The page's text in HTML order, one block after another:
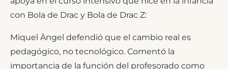
con Bola de Drac y Bola de Drac Z:
Miquel Àngel defendió que el cambio real es
pedagógico, no tecnológico. Comentó la
importancia de la función del profesorado como